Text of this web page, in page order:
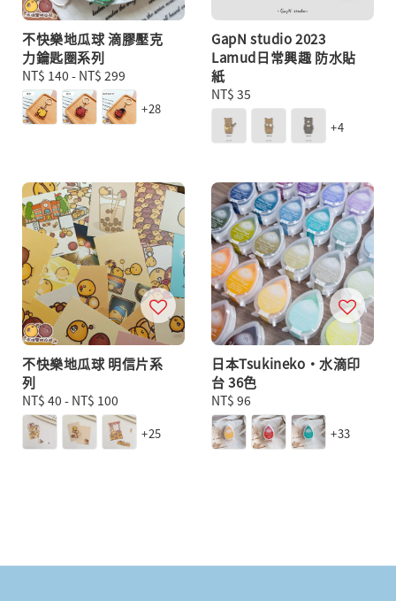
不快樂地瓜球 滴膠壓克
力鑰匙圈系列
Regular
price
NT$ 140 - NT$ 299
+28
GapN studio 2023
Lamud日常興趣 防水貼
紙
Regular
price
NT$ 35
+4
不快樂地瓜球 明信片系
列
Regular
price
NT$ 40 - NT$ 100
+25
日本Tsukineko・水滴印
台 36色
Regular
price
NT$ 96
+33